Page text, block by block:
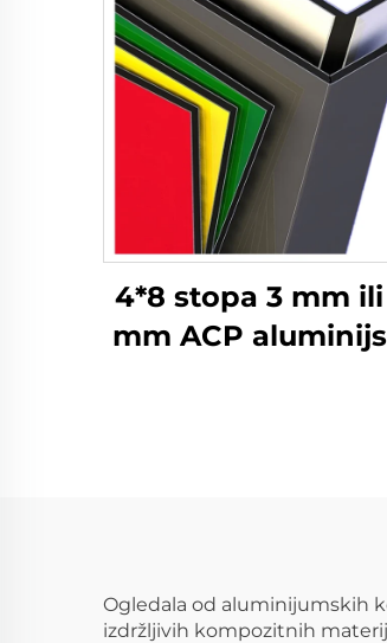
4*8 stopa 3 mm
mm ACP
Ogledala od aluminijumskih
izdržljivih kompozitnih